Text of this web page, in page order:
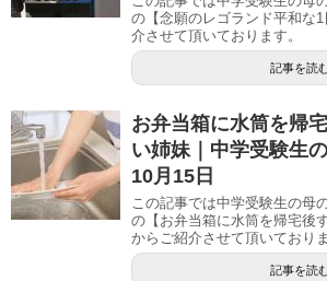
の【念願のレゴランド平和な
介させて頂いております。
記事を読
お弁当箱に水筒を帰
い姉妹｜中学受験生
10月15日
この記事では中学受験生の母
の【お弁当箱に水筒を帰宅後
からご紹介させて頂いておりま
記事を読